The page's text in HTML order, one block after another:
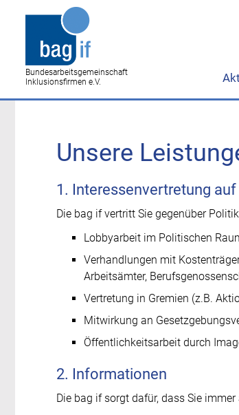
Bundesarbeitsgemeinschaft
Inklusionsfirmen e.V.
Unsere
1. Interessenvertretung
Die bag if vertritt Sie gegenüber
Lobbyarbeit im Politischen
Verhandlungen mit
Arbeitsämter,
Vertretung in Gremien (z.B.
Mitwirkung an
Öffentlichkeitsarbeit durch
2. Informationen
Die bag if sorgt dafür, dass Sie